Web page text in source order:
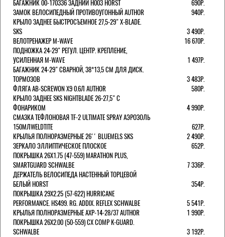
БАГАЖНИК 00-170336 ЗАДНИЙ H003 HORST
690Р.
ЗАМОК ВЕЛОСИПЕДНЫЙ ПРОТИВОУГОННЫЙ AUTHOR
940Р.
КРЫЛО ЗАДНЕЕ БЫСТРОСЪЕМНОЕ 27,5-29" X-BLADE.
SKS
3 490Р.
ВЕЛОТРЕНАЖЕР M-WAVE
16 670Р.
ПОДНОЖКА 24-29" РЕГУЛ. ЦЕНТР. КРЕПЛЕНИЕ,
УСИЛЕННАЯ M-WAVE
1 497Р.
БАГАЖНИК 24-29" СВАРНОЙ, 38*13,5 СМ ДЛЯ ДИСК.
ТОРМОЗОВ
3 483Р.
ФЛЯГА AB-SCREWON X9 0.6Л AUTHOR
580Р.
КРЫЛО ЗАДНЕЕ SKS NIGHTBLADE 26-27,5" С
ФОНАРИКОМ
4 990Р.
СМАЗКА ТЕФЛОНОВАЯ TF-2 ULTIMATE SPRAY АЭРОЗОЛЬ
150МЛWELDTITE
627Р.
КРЫЛЬЯ ПОЛНОРАЗМЕРНЫЕ 26'' BLUEMELS SKS
2 490Р.
ЗЕРКАЛО ЭЛЛИПТИЧЕСКОЕ ПЛОСКОЕ
652Р.
ПОКРЫШКА 26X1.75 (47-559) MARATHON PLUS,
SMARTGUARD SCHWALBE
7 336Р.
ДЕРЖАТЕЛЬ ВЕЛОCИПЕДА НАСТЕННЫЙ ТОРЦЕВОЙ
БЕЛЫЙ HORST
354Р.
ПОКРЫШКА 29X2.25 (57-622) HURRICANE
PERFORMANCE. HS499. RG. ADDIX. REFLEX SCHWALBE
5 541Р.
КРЫЛЬЯ ПОЛНОРАЗМЕРНЫЕ AXP-14-28/37 AUTHOR
1 990Р.
ПОКРЫШКА 26X2.00 (50-559) CX COMP K-GUARD.
SCHWALBE
3 192Р.